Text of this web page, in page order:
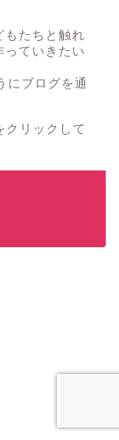
もたちと触れ
っていきたい
にブログを通
クリックして